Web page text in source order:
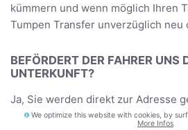
kümmern und wenn möglich Ihren
Tumpen Transfer unverzüglich neu
BEFÖRDERT DER FAHRER UNS
UNTERKUNFT?
Ja, Sie werden direkt zur Adresse
während der Buchung angegeben
We optimize this website with cookies, by
More Infos